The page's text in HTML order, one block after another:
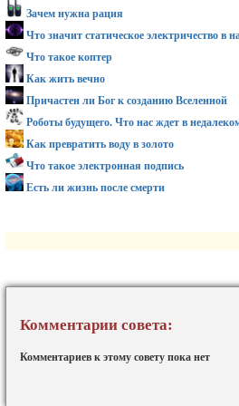
Зачем нужна рация
Что значит статическое электричество в
Что такое коптер
Как жить вечно
Причастен ли Бог к созданию Вселенной
Роботы будущего. Что нас ждет в
Как превратить воду в золото
Что такое электронная подпись
Есть ли жизнь после смерти
Комментарии совета:
Комментариев к этому совету пока нет